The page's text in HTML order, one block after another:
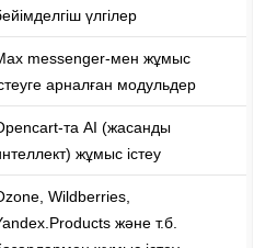
үлгілер
messenger-мен жұмыс
арналған модульдер
та ​​AI (жасанды
жұмыс істеу
Wildberries,
және т.б.